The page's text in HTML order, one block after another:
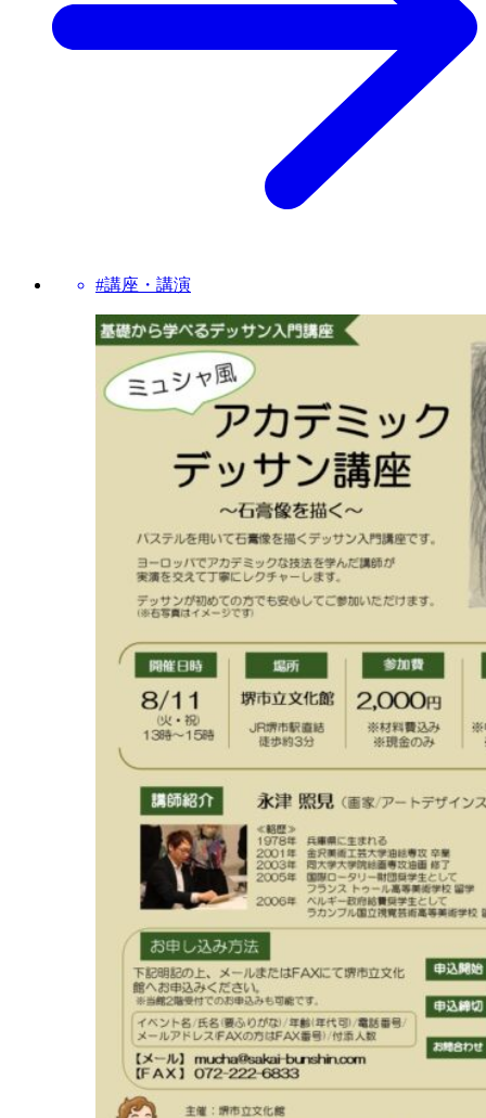
#講座・講演